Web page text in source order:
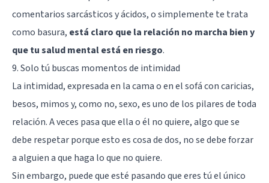
comentarios sarcásticos y ácidos, o simplemente te trata
como basura, está claro que la relación no marcha bien y
que tu salud mental está en riesgo.
9. Solo tú buscas momentos de intimidad
La intimidad, expresada en la cama o en el sofá con caricias,
besos, mimos y, como no, sexo, es uno de los pilares de toda
relación. A veces pasa que ella o él no quiere, algo que se
debe respetar porque esto es cosa de dos, no se debe forzar
a alguien a que haga lo que no quiere.
Sin embargo, puede que esté pasando que eres tú el único